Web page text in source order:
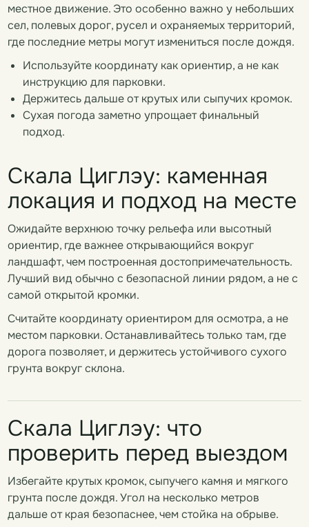
местное движение. Это особенно важно у небольших
сел, полевых дорог, русел и охраняемых территорий,
где последние метры могут измениться после дождя.
Используйте координату как ориентир, а не как
инструкцию для парковки.
Держитесь дальше от крутых или сыпучих кромок.
Сухая погода заметно упрощает финальный
подход.
Скала Циглэу: каменная
локация и подход на месте
Ожидайте верхнюю точку рельефа или высотный
ориентир, где важнее открывающийся вокруг
ландшафт, чем построенная достопримечательность.
Лучший вид обычно с безопасной линии рядом, а не с
самой открытой кромки.
Считайте координату ориентиром для осмотра, а не
местом парковки. Останавливайтесь только там, где
дорога позволяет, и держитесь устойчивого сухого
грунта вокруг склона.
Скала Циглэу: что
проверить перед выездом
Избегайте крутых кромок, сыпучего камня и мягкого
грунта после дождя. Угол на несколько метров
дальше от края безопаснее, чем стойка на обрыве.